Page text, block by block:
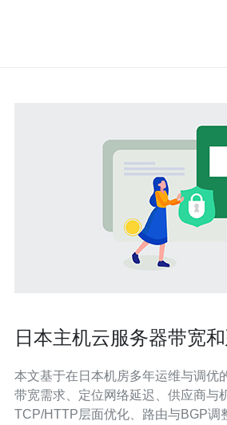
日本主机云服务器带宽
本文基于在日本机房多年运维与调优
带宽需求、定位网络延迟、供应商与
TCP/HTTP层面优化、路由与BGP调